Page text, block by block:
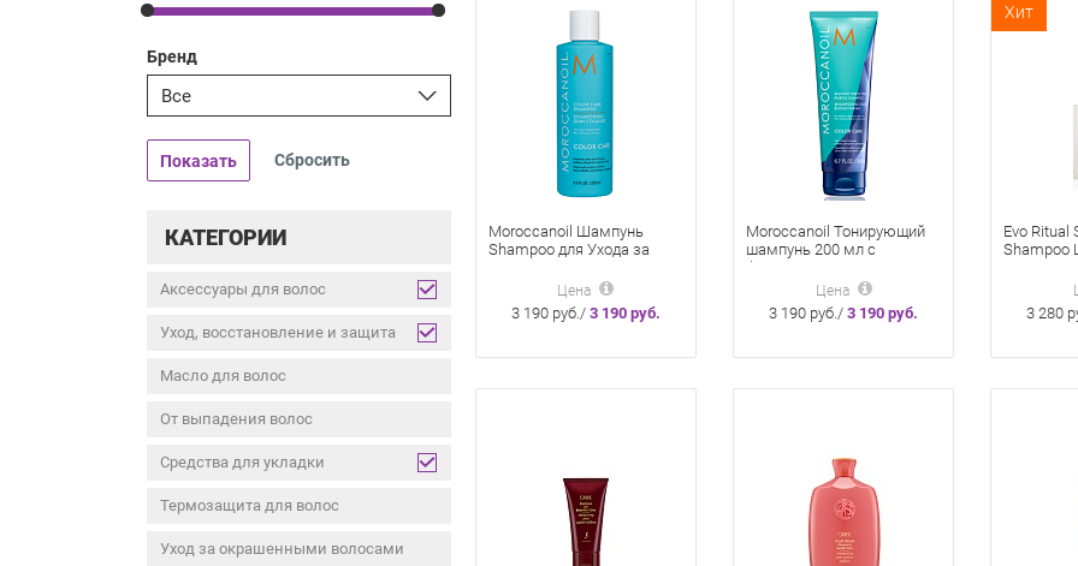
Бренд
Все
Показать
КАТЕГОРИИ
Аксессуары для волос
Уход, восстановление и защита
Масло для волос
От выпадения волос
Средства для укладки
Термозащита для волос
Уход за окрашенными волосами
Moroccanoil Шампунь
Shampoo для Ухода за
250 мл Color Care
Цена
3 190 руб./ 3 190 руб.
Moroccanoil Тонирующий
шампунь 200 мл с
фиолетовым пигментом
Violet Shampoo
Цена
3 190 руб./3 190 руб.
Хит
Evo Ritual
Shampoo
3 280